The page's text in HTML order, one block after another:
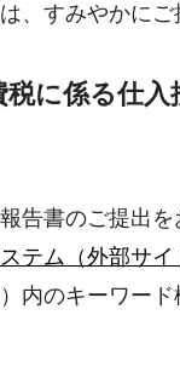
、すみやかにご
に係る仕入
告書のご提出を
テム（外部サ
内のキーワード